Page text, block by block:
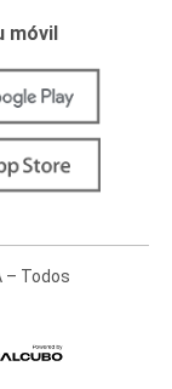
móvil
– Todos